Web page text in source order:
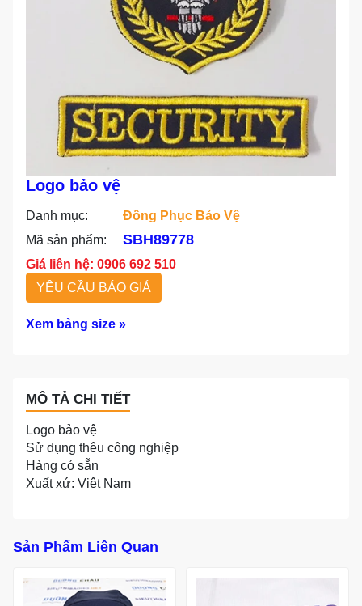
Logo bảo vệ
Danh mục:
Đồng Phục Bảo Vệ
Mã sản phẩm:
SBH89778
Giá liên hệ: 0906 692 510
YÊU CẦU BÁO GIÁ
Xem bảng size »
MÔ TẢ CHI TIẾT
Logo bảo vệ
Sử dụng thêu công nghiệp
Hàng có sẵn
Xuất xứ: Việt Nam
Sản Phẩm Liên Quan